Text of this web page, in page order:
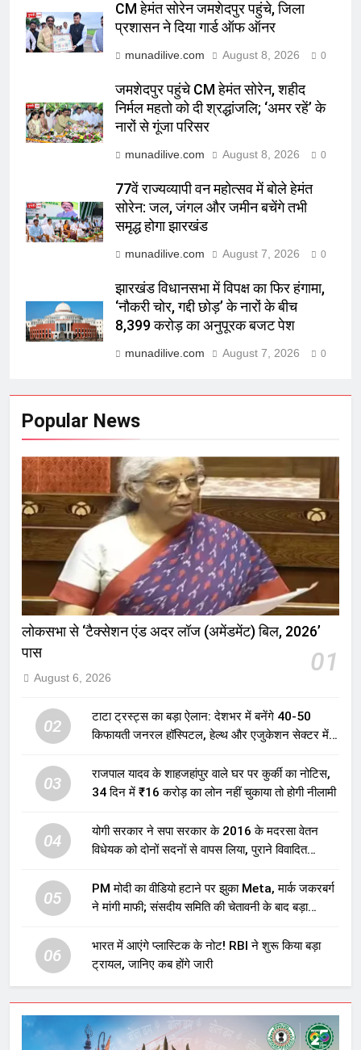
CM हेमंत सोरेन जमशेदपुर पहुंचे, जिला
प्रशासन ने दिया गार्ड ऑफ ऑनर
munadilive.com August 8, 2026 0
जमशेदपुर पहुंचे CM हेमंत सोरेन, शहीद
निर्मल महतो को दी श्रद्धांजलि; ‘अमर रहें’ के
नारों से गूंजा परिसर
munadilive.com August 8, 2026 0
77वें राज्यव्यापी वन महोत्सव में बोले हेमंत
सोरेन: जल, जंगल और जमीन बचेंगे तभी
समृद्ध होगा झारखंड
munadilive.com August 7, 2026 0
झारखंड विधानसभा में विपक्ष का फिर हंगामा,
‘नौकरी चोर, गद्दी छोड़’ के नारों के बीच
8,399 करोड़ का अनुपूरक बजट पेश
munadilive.com August 7, 2026 0
Popular News
लोकसभा से ‘टैक्सेशन एंड अदर लॉज (अमेंडमेंट) बिल, 2026’
पास
01
August 6, 2026
02
टाटा ट्रस्ट्स का बड़ा ऐलान: देशभर में बनेंगे 40-50
किफायती जनरल हॉस्पिटल, हेल्थ और एजुकेशन सेक्टर में
03
राजपाल यादव के शाहजहांपुर वाले घर पर कुर्की का नोटिस,
34 दिन में ₹16 करोड़ का लोन नहीं चुकाया तो होगी नीलामी
04
योगी सरकार ने सपा सरकार के 2016 के मदरसा वेतन
विधेयक को दोनों सदनों से वापस लिया, पुराने विवादित
05
PM मोदी का वीडियो हटाने पर झुका Meta, मार्क जकरबर्ग
ने मांगी माफी; संसदीय समिति की चेतावनी के बाद बड़ा
06
भारत में आएंगे प्लास्टिक के नोट! RBI ने शुरू किया बड़ा
ट्रायल, जानिए कब होंगे जारी